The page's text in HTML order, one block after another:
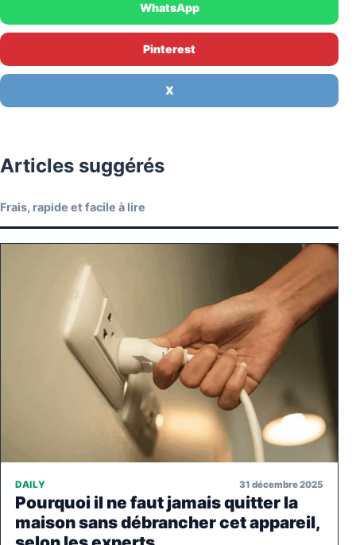
WhatsApp
Pinterest
X
Articles suggérés
Frais, rapide et facile à lire
DAILY 31 décembre 2025
Pourquoi il ne faut jamais quitter la
maison sans débrancher cet appareil,